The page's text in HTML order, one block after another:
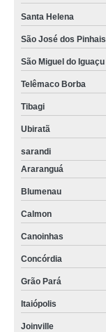
Santa Helena
São José dos Pinhais
São Miguel do Iguaçu
Telêmaco Borba
Tibagi
Ubiratã
sarandi
Araranguá
Blumenau
Calmon
Canoinhas
Concórdia
Grão Pará
Itaiópolis
Joinville